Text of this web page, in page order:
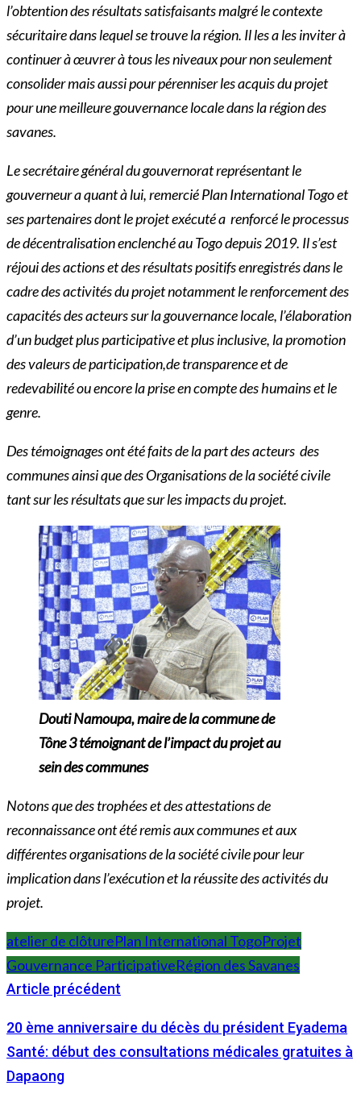
l’obtention des résultats satisfaisants malgré le contexte
sécuritaire dans lequel se trouve la région. Il les a les inviter à
continuer à œuvrer à tous les niveaux pour non seulement
consolider mais aussi pour pérenniser les acquis du projet
pour une meilleure gouvernance locale dans la région des
savanes.
Le secrétaire général du gouvernorat représentant le
gouverneur a quant à lui, remercié Plan International Togo et
ses partenaires dont le projet exécuté a renforcé le processus
de décentralisation enclenché au Togo depuis 2019. Il s’est
réjoui des actions et des résultats positifs enregistrés dans le
cadre des activités du projet notamment le renforcement des
capacités des acteurs sur la gouvernance locale, l’élaboration
d’un budget plus participative et plus inclusive, la promotion
des valeurs de participation,de transparence et de
redevabilité ou encore la prise en compte des humains et le
genre.
Des témoignages ont été faits de la part des acteurs des
communes ainsi que des Organisations de la société civile
tant sur les résultats que sur les impacts du projet.
Douti Namoupa, maire de la commune de
Tône 3 témoignant de l’impact du projet au
sein des communes
Notons que des trophées et des attestations de
reconnaissance ont été remis aux communes et aux
différentes organisations de la société civile pour leur
implication dans l’exécution et la réussite des activités du
projet.
atelier de clôturePlan International TogoProjet
Gouvernance ParticipativeRégion des Savanes
Article précédent
20 ème anniversaire du décès du président Eyadema
Santé: début des consultations médicales gratuites à
Dapaong